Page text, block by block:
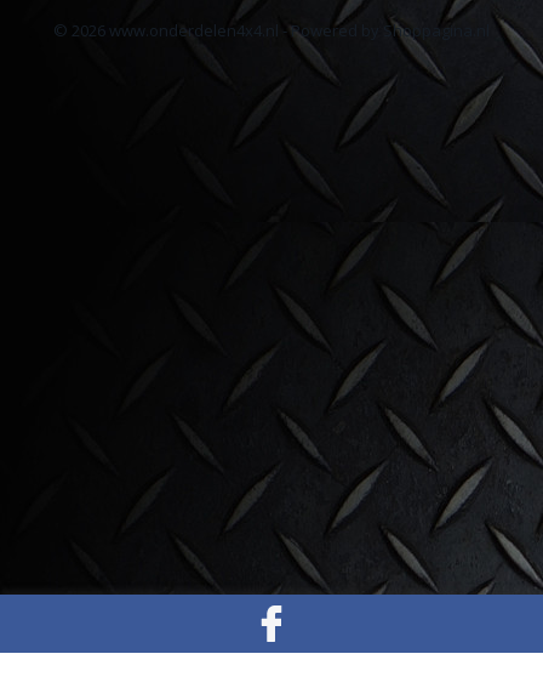
© 2026 www.onderdelen4x4.nl - Powered by Shoppagina.nl